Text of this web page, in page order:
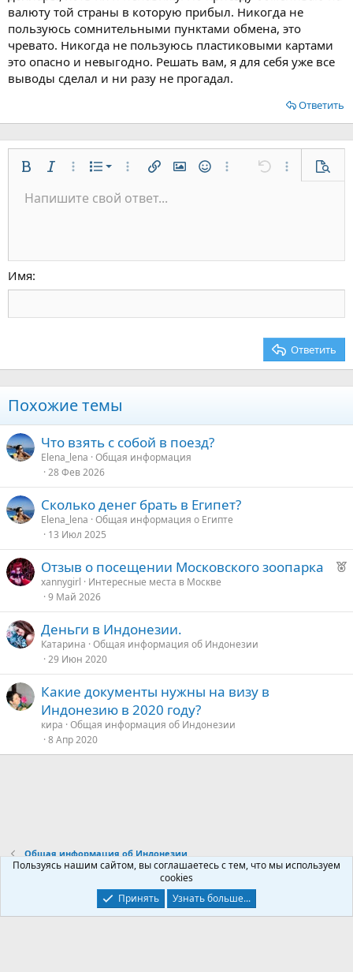
валюту той страны в которую прибыл. Никогда не
пользуюсь сомнительными пунктами обмена, это
чревато. Никогда не пользуюсь пластиковыми картами
это опасно и невыгодно. Решать вам, я для себя уже все
выводы сделал и ни разу не прогадал.
Ответить
ЖирныйКурсивДополнительно...
СписокНумерованный список
Маркированный список
Дополнительно...
Вставить ссылку
Вставить изображение
СмайлыДополнительно...
Отменить
Размер шрифта
9
18
22
Цвет текста
Шрифт Arial
Tahoma
Times New Roman
Зачёркнутый
Подчёркнутый
Однострочный код
ВыравниваниеПо левому краю
Формат параграфа
Обычный
Заголовок 2
Заголовок 3
ЦитатаМедиаВставить таблицу
Вставить горизонтальную линию
Спойлер
Код
Повторить
Переключить режим работы редактора
Удалить форматирование
ЧерновикиСохранить черновик
Напишите свой ответ...
Имя
Ответить
Похожие темы
Что взять с собой в поезд?
Elena_lena Общая информация
28 Фев 2026
Сколько денег брать в Египет?
Elena_lena Общая информация о Египте
13 Июл 2025
Р
о
Отзыв о посещении Московского зоопарка
xannygirl
Интересные места в Москве
9 Май 2026
Деньги в Индонезии.
Катарина Общая информация об Индонезии
29 Июн 2020
Какие документы нужны на визу в
Индонезию в 2020 году?
кира Общая информация об Индонезии
8 Апр 2020
Общая информация об Индонезии
Условия и правила
Политика конфиденциальности
Главная
R
Пользуясь нашим сайтом, вы соглашаетесь с тем, что мы используем
cookies
Принять
Узнать больше...